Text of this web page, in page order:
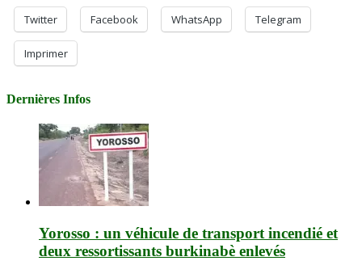
Twitter Facebook WhatsApp Telegram
Imprimer
Dernières Infos
Yorosso : un véhicule de transport incendié et
deux ressortissants burkinabè enlevés